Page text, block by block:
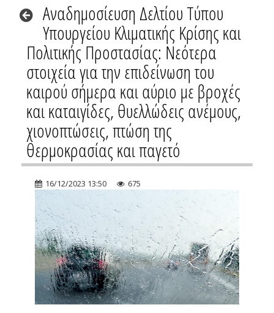
Αναδημοσίευση Δελτίου Τύπου
Υπουργείου Κλιματικής Κρίσης και
Πολιτικής Προστασίας: Νεότερα
στοιχεία για την επιδείνωση του
καιρού σήμερα και αύριο με βροχές
και καταιγίδες, θυελλώδεις ανέμους,
χιονοπτώσεις, πτώση της
θερμοκρασίας και παγετό
16/12/2023 13:50 675